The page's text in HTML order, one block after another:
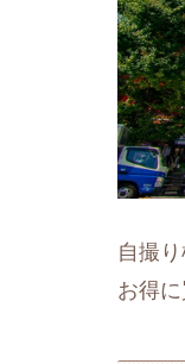
自撮
お得